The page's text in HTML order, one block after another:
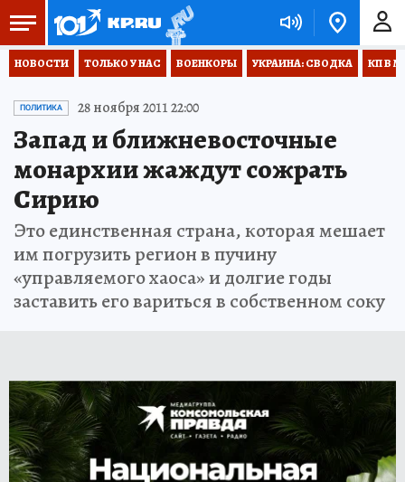
НОВОСТИ ТОЛЬКО У НАС ВОЕНКОРЫ УКРАИНА: СВОДКА КП В
ПОЛИТИКА 28 ноября 2011 22:00
Запад и ближневосточные
монархии жаждут сожрать
Сирию
Это единственная страна, которая мешает
им погрузить регион в пучину
«управляемого хаоса» и долгие годы
заставить его вариться в собственном соку